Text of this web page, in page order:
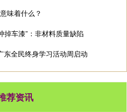
味着什么？
掉车漆”：非材料质量缺陷
全民终身学习活动周启动
荐资讯